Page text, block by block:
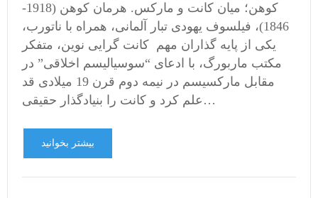
کوهن؛ میان کانت و مارکس. هرمان کوهن (1918-
1846)، فیلسوف یهودی تبار آلمانی، همراه با ناتورب،
یکی از پایه گذاران مهم کانت گرایی نوین، متفکر
مکتب ماربورگ، با ادعای “سوسیالیسم اخلاقی” در
مقابل مارکسیسم در نیمه دوم قرن 19 میلادی قد
علم کرد و کانت را بنیادگذار حقیقی…
بیشتر بخوانید